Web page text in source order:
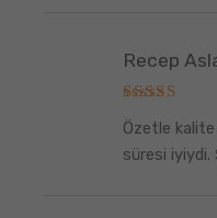
üzerinden
oy aldı
Recep
Özetle kalite
süresi iyiydi.